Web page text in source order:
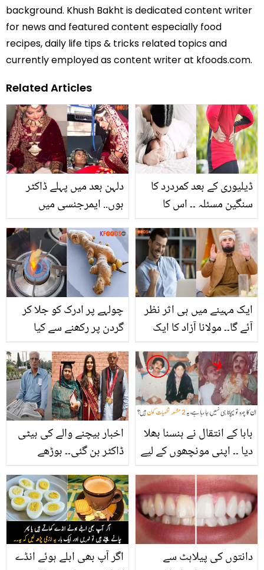
background. Khush Bakht is dedicated content writer
for news and featured content especially food
recipes, daily life tips & tricks related topics and
currently employed as content writer at kfoods.com.
Related Articles
دلہن بعد میں پہلے ڈاکٹر
ہوں.. ایمرجنسی میں
مریض کا علاج کر کے مثال
قائم کرنے واکی ڈاکٹر دلہن
کی ویڈیو وائرل
ڈیلیوری کے بعد کمردرد کا
سنگین مسئلہ ۔۔ اس کا
گھریلو آسان حل کیا ہے ؟
چولہے پر ادرک کو جلا کر
گردن پر رکھنے سے کیا
فائدہ ہوگا؟ حیرت انگیز ٹپ
میں چھپے ادرک کے مہنگے
فائدے
ایک مہینے میں ہی اثر نظر
آئے گا۔۔ مولانا آزاد کا ایک
اور وظیفہ سامنے آگیا!
نوکرانی میں ترقی کے بارے
میں کیا بتایا؟
اخبار بیچنے والے کی بیٹی
ڈاکٹر بن گئی۔۔ بوڑھے
والدین نے جب بیٹی کا
رزلٹ دیکھا، تو کیا کیا؟
بابا کے انتقال نے ہنسنا بھلا
دیا ۔۔ اپنی مونچھوں کے لیے
مشہور یہ 2 لوگ کون ہیں
جو سب کے دکھ ختم کر
دیتے ہیں؟ پرانی تصاویر
اگر آپ بھی ابلے ہوئے انڈے
دانتوں کی پیلاہٹ سے